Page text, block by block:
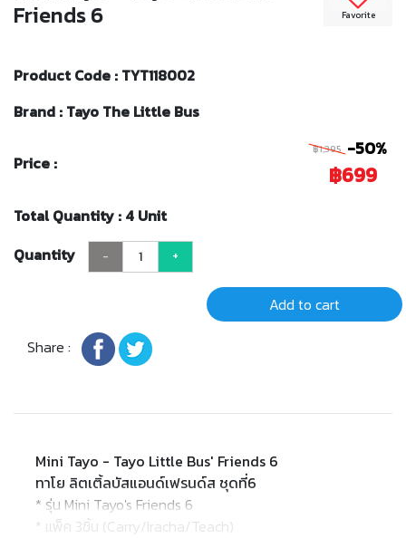
Favorite
Friends 6
Product Code : TYT118002
Brand : Tayo The Little Bus
Price :
฿1,395 -50%
฿699
Total Quantity : 4 Unit
Quantity
- +
Add to cart
Share :
Mini Tayo - Tayo Little Bus' Friends 6
ทาโย ลิตเติ้ลบัสแอนด์เฟรนด์ส ชุดที่6
* รุ่น Mini Tayo's Friends 6
* แพ็ค 3ชิ้น (Carry/Iracha/Teach)